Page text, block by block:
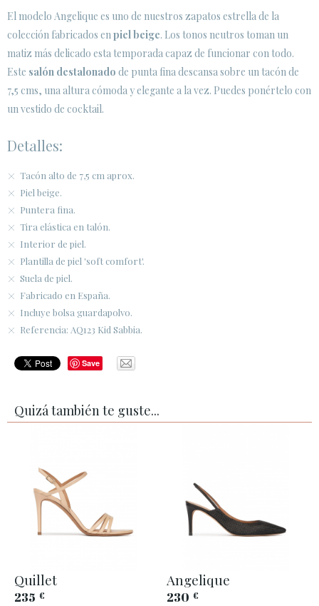
     
ÁREA DE CLIENTES B2B
SECURE WEB SSL CERTIFICATE © 2026 PURA LOPEZ
El modelo Angelique es uno de nuestros zapatos estrella de la
colección fabricados enpiel beige. Los tonos neutros toman un
matiz más delicado esta temporada capaz de funcionar con todo.
Este salón destalonado de punta fina descansa sobre un tacón de
7,5 cms, una altura cómoda y elegante a la vez. Puedes ponértelo con
un vestido de cocktail.
Detalles:
Tacón alto de 7,5 cm aprox.
Piel beige.
Puntera fina.
Tira elástica en talón.
Interior de piel.
Plantilla de piel 'soft comfort'.
Suela de piel.
Fabricado en España.
Incluye bolsa guardapolvo.
Referencia: AQ123 Kid Sabbia.
Save
Quizá también te guste...
Quillet
235 €
Angelique
230 €